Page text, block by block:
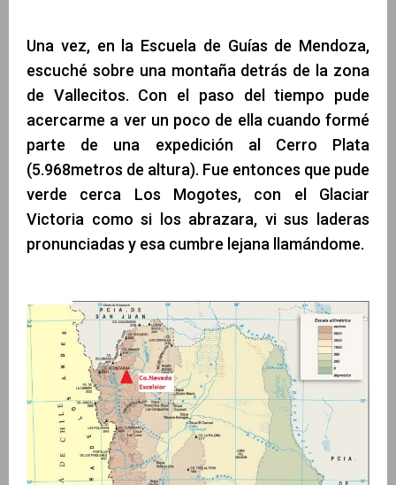
Una vez, en la Escuela de Guías de Mendoza,
escuché sobre una montaña detrás de la zona
de Vallecitos. Con el paso del tiempo pude
acercarme a ver un poco de ella cuando formé
parte de una expedición al Cerro Plata
(5.968metros de altura). Fue entonces que pude
verde cerca Los Mogotes, con el Glaciar
Victoria como si los abrazara, vi sus laderas
pronunciadas y esa cumbre lejana llamándome.